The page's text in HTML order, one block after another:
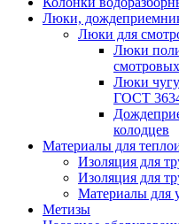
Люки,
Люки для
Люки
Люки
ГОСТ
колодцев
Материалы для
Изоляция для
Изоляция для
Материалы для
Метизы